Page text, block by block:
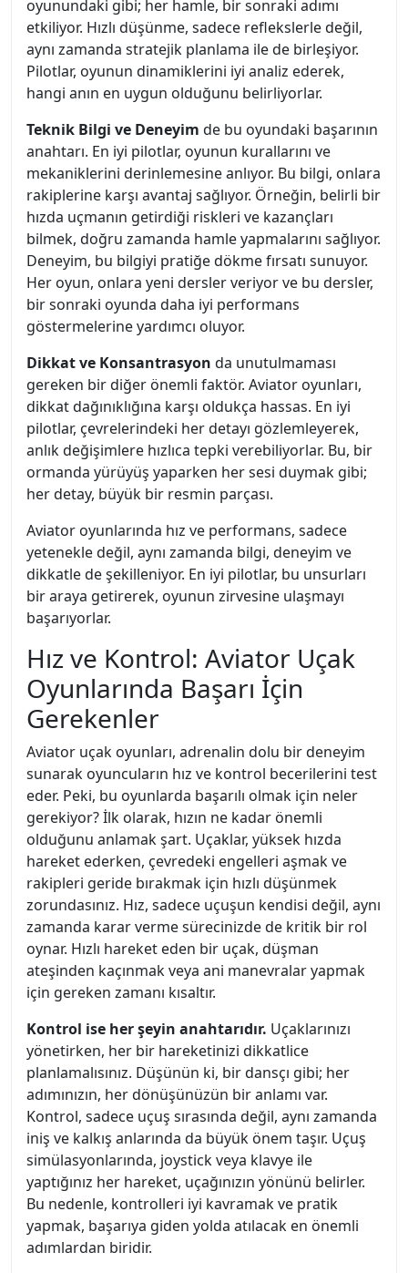
oyunundaki gibi; her hamle, bir sonraki adımı
etkiliyor. Hızlı düşünme, sadece reflekslerle değil,
aynı zamanda stratejik planlama ile de birleşiyor.
Pilotlar, oyunun dinamiklerini iyi analiz ederek,
hangi anın en uygun olduğunu belirliyorlar.
Teknik Bilgi ve Deneyim de bu oyundaki başarının
anahtarı. En iyi pilotlar, oyunun kurallarını ve
mekaniklerini derinlemesine anlıyor. Bu bilgi, onlara
rakiplerine karşı avantaj sağlıyor. Örneğin, belirli bir
hızda uçmanın getirdiği riskleri ve kazançları
bilmek, doğru zamanda hamle yapmalarını sağlıyor.
Deneyim, bu bilgiyi pratiğe dökme fırsatı sunuyor.
Her oyun, onlara yeni dersler veriyor ve bu dersler,
bir sonraki oyunda daha iyi performans
göstermelerine yardımcı oluyor.
Dikkat ve Konsantrasyon da unutulmaması
gereken bir diğer önemli faktör. Aviator oyunları,
dikkat dağınıklığına karşı oldukça hassas. En iyi
pilotlar, çevrelerindeki her detayı gözlemleyerek,
anlık değişimlere hızlıca tepki verebiliyorlar. Bu, bir
ormanda yürüyüş yaparken her sesi duymak gibi;
her detay, büyük bir resmin parçası.
Aviator oyunlarında hız ve performans, sadece
yetenekle değil, aynı zamanda bilgi, deneyim ve
dikkatle de şekilleniyor. En iyi pilotlar, bu unsurları
bir araya getirerek, oyunun zirvesine ulaşmayı
başarıyorlar.
Hız ve Kontrol: Aviator Uçak
Oyunlarında Başarı İçin
Gerekenler
Aviator uçak oyunları, adrenalin dolu bir deneyim
sunarak oyuncuların hız ve kontrol becerilerini test
eder. Peki, bu oyunlarda başarılı olmak için neler
gerekiyor? İlk olarak, hızın ne kadar önemli
olduğunu anlamak şart. Uçaklar, yüksek hızda
hareket ederken, çevredeki engelleri aşmak ve
rakipleri geride bırakmak için hızlı düşünmek
zorundasınız. Hız, sadece uçuşun kendisi değil, aynı
zamanda karar verme sürecinizde de kritik bir rol
oynar. Hızlı hareket eden bir uçak, düşman
ateşinden kaçınmak veya ani manevralar yapmak
için gereken zamanı kısaltır.
Kontrol ise her şeyin anahtarıdır. Uçaklarınızı
yönetirken, her bir hareketinizi dikkatlice
planlamalısınız. Düşünün ki, bir dansçı gibi; her
adımınızın, her dönüşünüzün bir anlamı var.
Kontrol, sadece uçuş sırasında değil, aynı zamanda
iniş ve kalkış anlarında da büyük önem taşır. Uçuş
simülasyonlarında, joystick veya klavye ile
yaptığınız her hareket, uçağınızın yönünü belirler.
Bu nedenle, kontrolleri iyi kavramak ve pratik
yapmak, başarıya giden yolda atılacak en önemli
adımlardan biridir.